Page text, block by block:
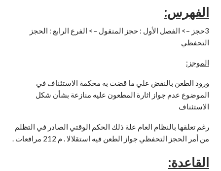
الفهرس:
3حجز –> الفصل الأول : حجز المنقول –> الفرع الرابع : الحجز
التحفظي
الموجز:
ورود الطعن بالنقض علي ما قضت به محكمة الاستئناف في
الموضوع عدم جواز اثارة المطعون عليه منازعة بشأن شكل
الاستئناف
رغم تعلقها بالنظام العام علة ذلك الحكم الوقتي الصادر في التظلم
من أمر الحجز التحفظي جواز الطعن فيه استقلالا . م 212 مرافعات .
القاعدة: